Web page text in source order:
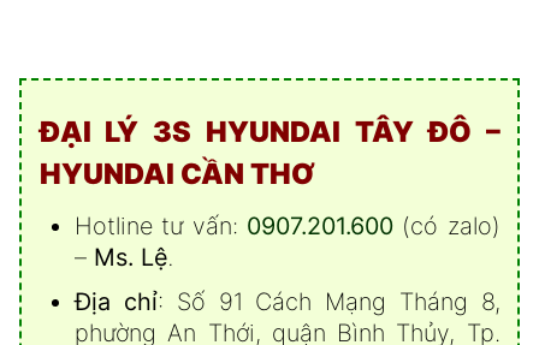
ĐẠI LÝ 3S HYUNDAI TÂY ĐÔ –
HYUNDAI CẦN THƠ
Hotline tư vấn: 0907.201.600 (có zalo)
– Ms. Lệ.
Địa chỉ: Số 91 Cách Mạng Tháng 8,
phường An Thới, quận Bình Thủy, Tp.